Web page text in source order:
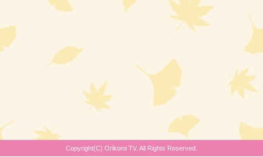
Copyright(C) Orikomi TV. All Rights Reserved.